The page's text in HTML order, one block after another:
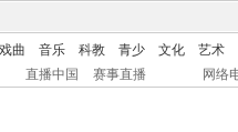
戏曲 音乐 科教 青少 文化
艺术
直播中国 赛事直播 网络